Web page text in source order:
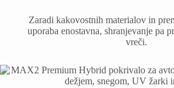
Zaradi kakovostnih materialov in
uporaba enostavna, shranjevanje pa
vreči.